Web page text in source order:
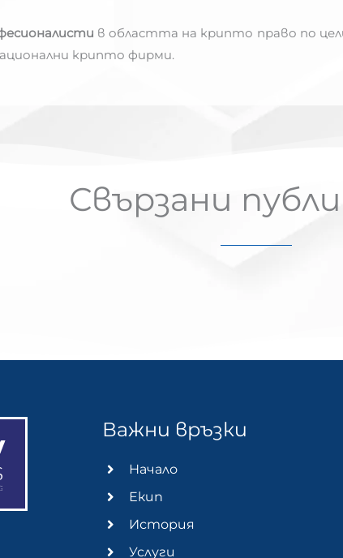
в областта на крипто право по
крипто фирми.
Свързани
Важни връзки
Начало
Екип
История
Услуги